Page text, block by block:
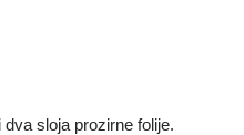
sloja prozirne folije.